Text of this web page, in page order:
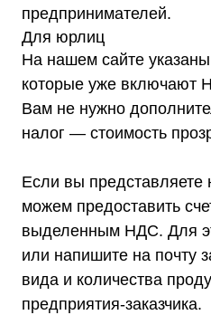
предпринимателей.
Для юрлиц
На нашем сайте
которые уже включают
Вам не нужно
налог — стоимость
Если вы
можем предоставить
выделенным НДС. Для
или напишите на почту
вида и количества
предприятия-заказчика.
О компании
Доставка
Оплата
Гарантии
Акции
Статьи
Контакты
Условия оформления заказа
Реквизиты
Режим работы: Пн-Пт: 9:00 —
18:00
+7 (495) 150-17-07
8 (800) 444-75-17